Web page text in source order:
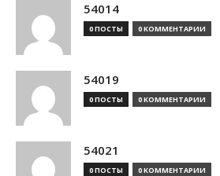
54014
0 ПОСТЫ 0 КОММЕНТАРИИ
54019
0 ПОСТЫ 0 КОММЕНТАРИИ
54021
0 ПОСТЫ 0 КОММЕНТАРИИ